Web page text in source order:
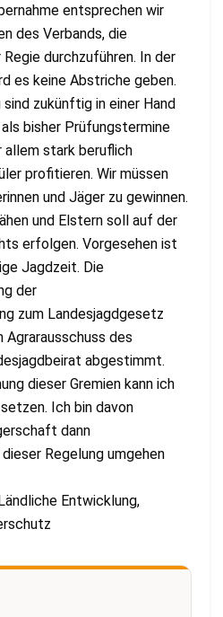
entsprechen wir
des Verbands, die
durchzuführen. In der
es keine Abstriche geben.
zukünftig in einer Hand
bisher Prüfungstermine
allem stark beruflich
profitieren. Wir müssen
und Jäger zu gewinnen.
und Elstern soll auf der
erfolgen. Vorgesehen ist
Jagdzeit. Die
der
zum Landesjagdgesetz
des
abgestimmt.
dieser Gremien kann ich
Ich bin davon
dann
Regelung umgehen
Entwicklung,